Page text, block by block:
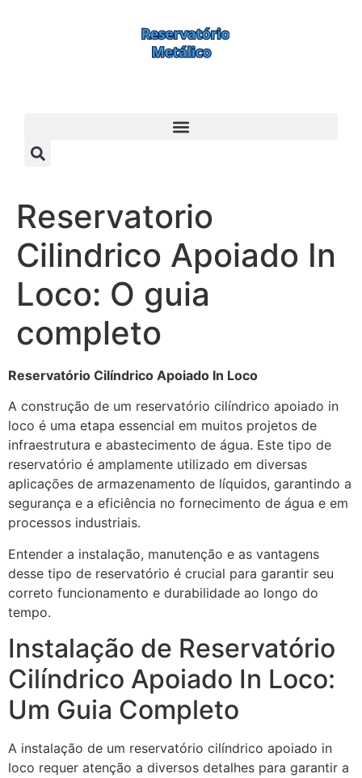
Reservatorio
Cilindrico Apoiado In
Loco: O guia
completo
Reservatório Cilíndrico Apoiado In Loco
A construção de um reservatório cilíndrico apoiado in
loco é uma etapa essencial em muitos projetos de
infraestrutura e abastecimento de água. Este tipo de
reservatório é amplamente utilizado em diversas
aplicações de armazenamento de líquidos, garantindo a
segurança e a eficiência no fornecimento de água e em
processos industriais.
Entender a instalação, manutenção e as vantagens
desse tipo de reservatório é crucial para garantir seu
correto funcionamento e durabilidade ao longo do
tempo.
Instalação de Reservatório
Cilíndrico Apoiado In Loco:
Um Guia Completo
A instalação de um reservatório cilíndrico apoiado in
loco requer atenção a diversos detalhes para garantir a